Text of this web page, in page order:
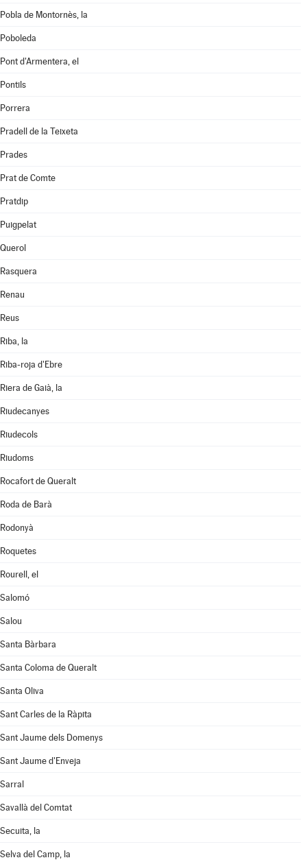
Pobla de Montornès, la
Poboleda
Pont d'Armentera, el
Pontils
Porrera
Pradell de la Teixeta
Prades
Prat de Comte
Pratdip
Puigpelat
Querol
Rasquera
Renau
Reus
Riba, la
Riba-roja d'Ebre
Riera de Gaià, la
Riudecanyes
Riudecols
Riudoms
Rocafort de Queralt
Roda de Barà
Rodonyà
Roquetes
Rourell, el
Salomó
Salou
Santa Bàrbara
Santa Coloma de Queralt
Santa Oliva
Sant Carles de la Ràpita
Sant Jaume dels Domenys
Sant Jaume d'Enveja
Sarral
Savallà del Comtat
Secuita, la
Selva del Camp, la